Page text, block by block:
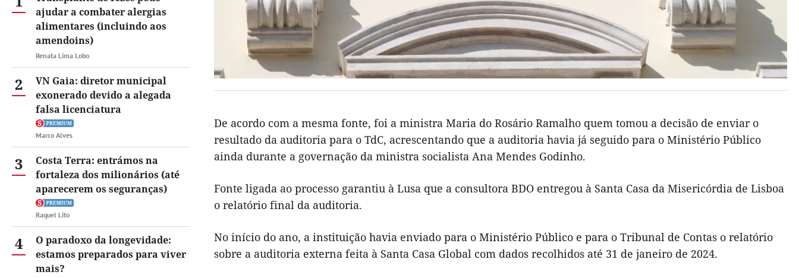
ajudar a combater alergias
alimentares (incluindo aos
amendoins)
Renata Lima Lobo
2
VN Gaia: diretor municipal
exonerado devido a alegada
falsa licenciatura
Marco Alves
3
Costa Terra: entrámos na
fortaleza dos milionários (até
aparecerem os seguranças)
Raquel Lito
4
O paradoxo da longevidade:
estamos preparados para viver
mais?
De acordo com a mesma fonte, foi a ministra Maria do Rosário Ramalho quem tomou a decisão de enviar o
resultado da auditoria para o TdC, acrescentando que a auditoria havia já seguido para o Ministério Público
ainda durante a governação da ministra socialista Ana Mendes Godinho.
Fonte ligada ao processo garantiu à Lusa que a consultora BDO entregou à Santa Casa da Misericórdia de Lisboa
o relatório final da auditoria.
No início do ano, a instituição havia enviado para o Ministério Público e para o Tribunal de Contas o relatório
sobre a auditoria externa feita à Santa Casa Global com dados recolhidos até 31 de janeiro de 2024.